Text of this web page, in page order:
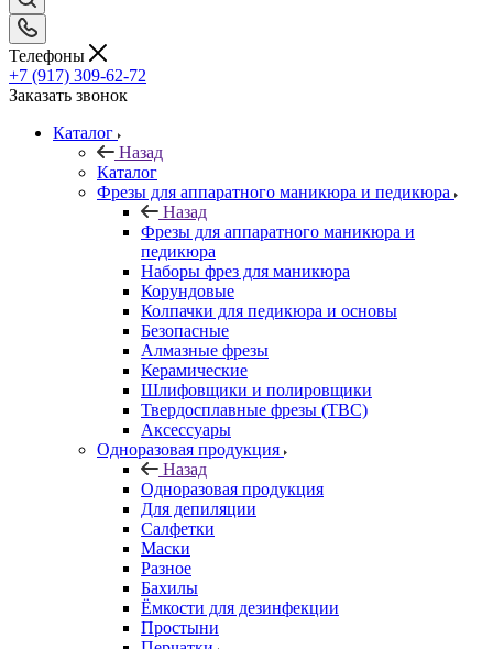
Телефоны
+7 (917) 309-62-72
Заказать звонок
Каталог
Назад
Каталог
Фрезы для аппаратного маникюра и педикюра
Назад
Фрезы для аппаратного маникюра и
педикюра
Наборы фрез для маникюра
Корундовые
Колпачки для педикюра и основы
Безопасные
Алмазные фрезы
Керамические
Шлифовщики и полировщики
Твердосплавные фрезы (ТВС)
Аксессуары
Одноразовая продукция
Назад
Одноразовая продукция
Для депиляции
Салфетки
Маски
Разное
Бахилы
Ёмкости для дезинфекции
Простыни